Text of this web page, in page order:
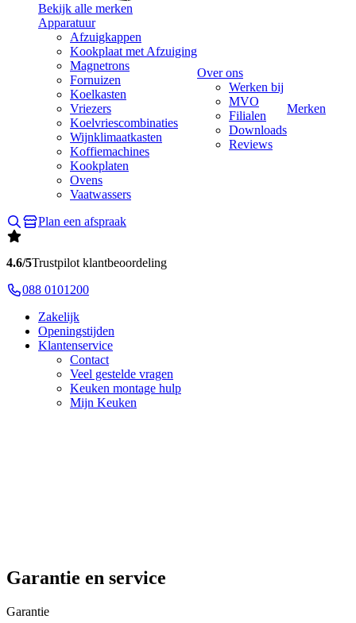
Bekijk alle merken
Apparatuur
Afzuigkappen
Kookplaat met Afzuiging
Magnetrons
Fornuizen
Koelkasten
Vriezers
Koelvriescombinaties
Wijnklimaatkasten
Koffiemachines
Kookplaten
Ovens
Vaatwassers
Over ons
Werken bij
MVO
Filialen
Downloads
Reviews
Merken
Plan een afspraak
4.6/5Trustpilot klantbeoordeling
088 0101200
Zakelijk
Openingstijden
Klantenservice
Contact
Veel gestelde vragen
Keuken montage hulp
Mijn Keuken
Garantie en service
Garantie